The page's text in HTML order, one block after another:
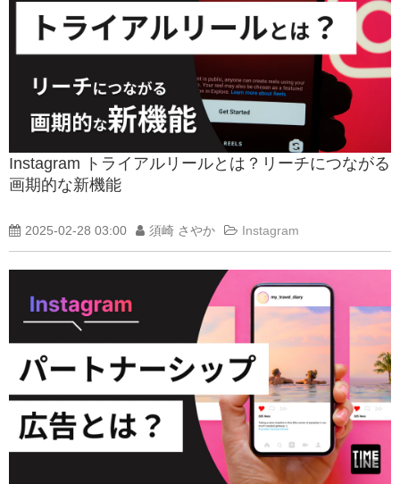
Instagram トライアルリールとは？リーチにつながる
画期的な新機能
2025-02-28 03:00 須崎 さやか Instagram